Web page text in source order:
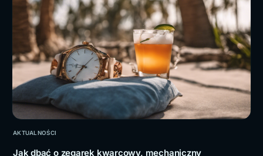
AKTUALNOŚCI
Jak dbać o zegarek kwarcowy, mechaniczny